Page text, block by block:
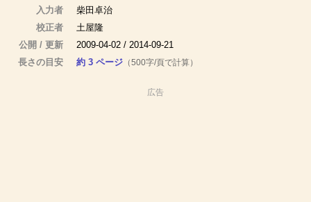
入力者
柴田卓治
校正者
土屋隆
公開 / 更新
2009-04-02 / 2014-09-21
長さの目安
約 3 ページ （500字/頁で計算）
広告